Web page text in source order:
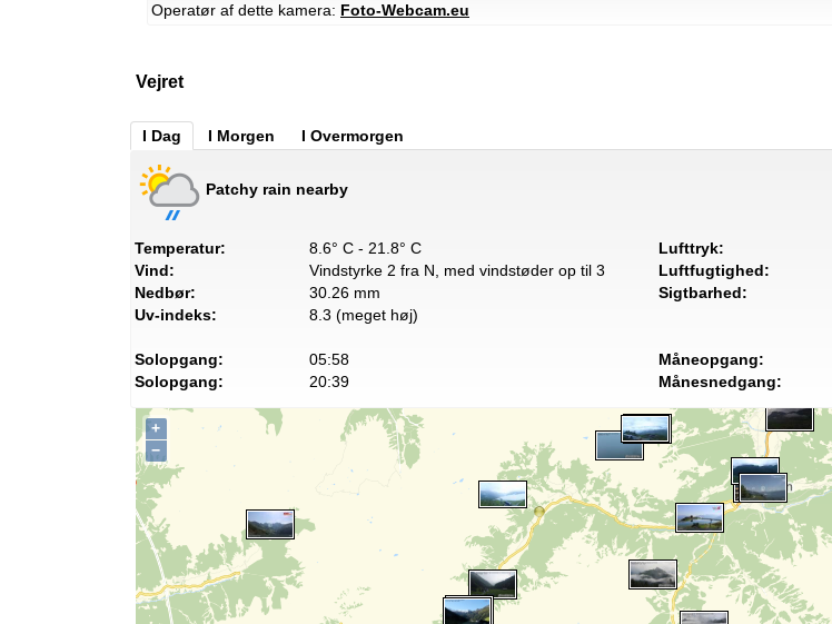
Operatør af dette kamera: Foto-Webcam.eu
Vejret
I Dag I Morgen I Overmorgen
Patchy rain nearby
Temperatur:
8.6° C - 21.8° C
Vind:
Vindstyrke 2 fra N, med vindstøder op til 3
Nedbør:
30.26 mm
Uv-indeks:
8.3 (meget høj)
Lufttryk:
Luftfugtighed:
Sigtbarhed:
Solopgang:
05:58
Solopgang:
20:39
Måneopgang:
Månesnedgang:
+
−